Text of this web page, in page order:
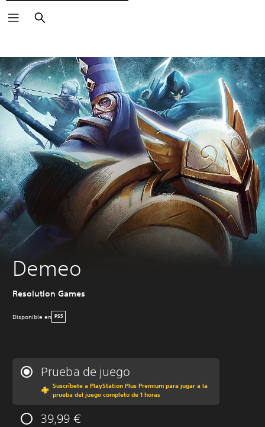
Buscar
Demeo
Resolution Games
Disponible en PS5
Prueba de juego
Suscríbete a PlayStation Plus Premium para jugar a la
prueba del juego completo de 1 horas
39,99 €